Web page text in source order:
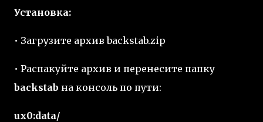
Установка:
• Загрузите архив backstab.zip
• Распакуйте архив и перенесите папку
backstab на консоль по пути:
ux0:data/